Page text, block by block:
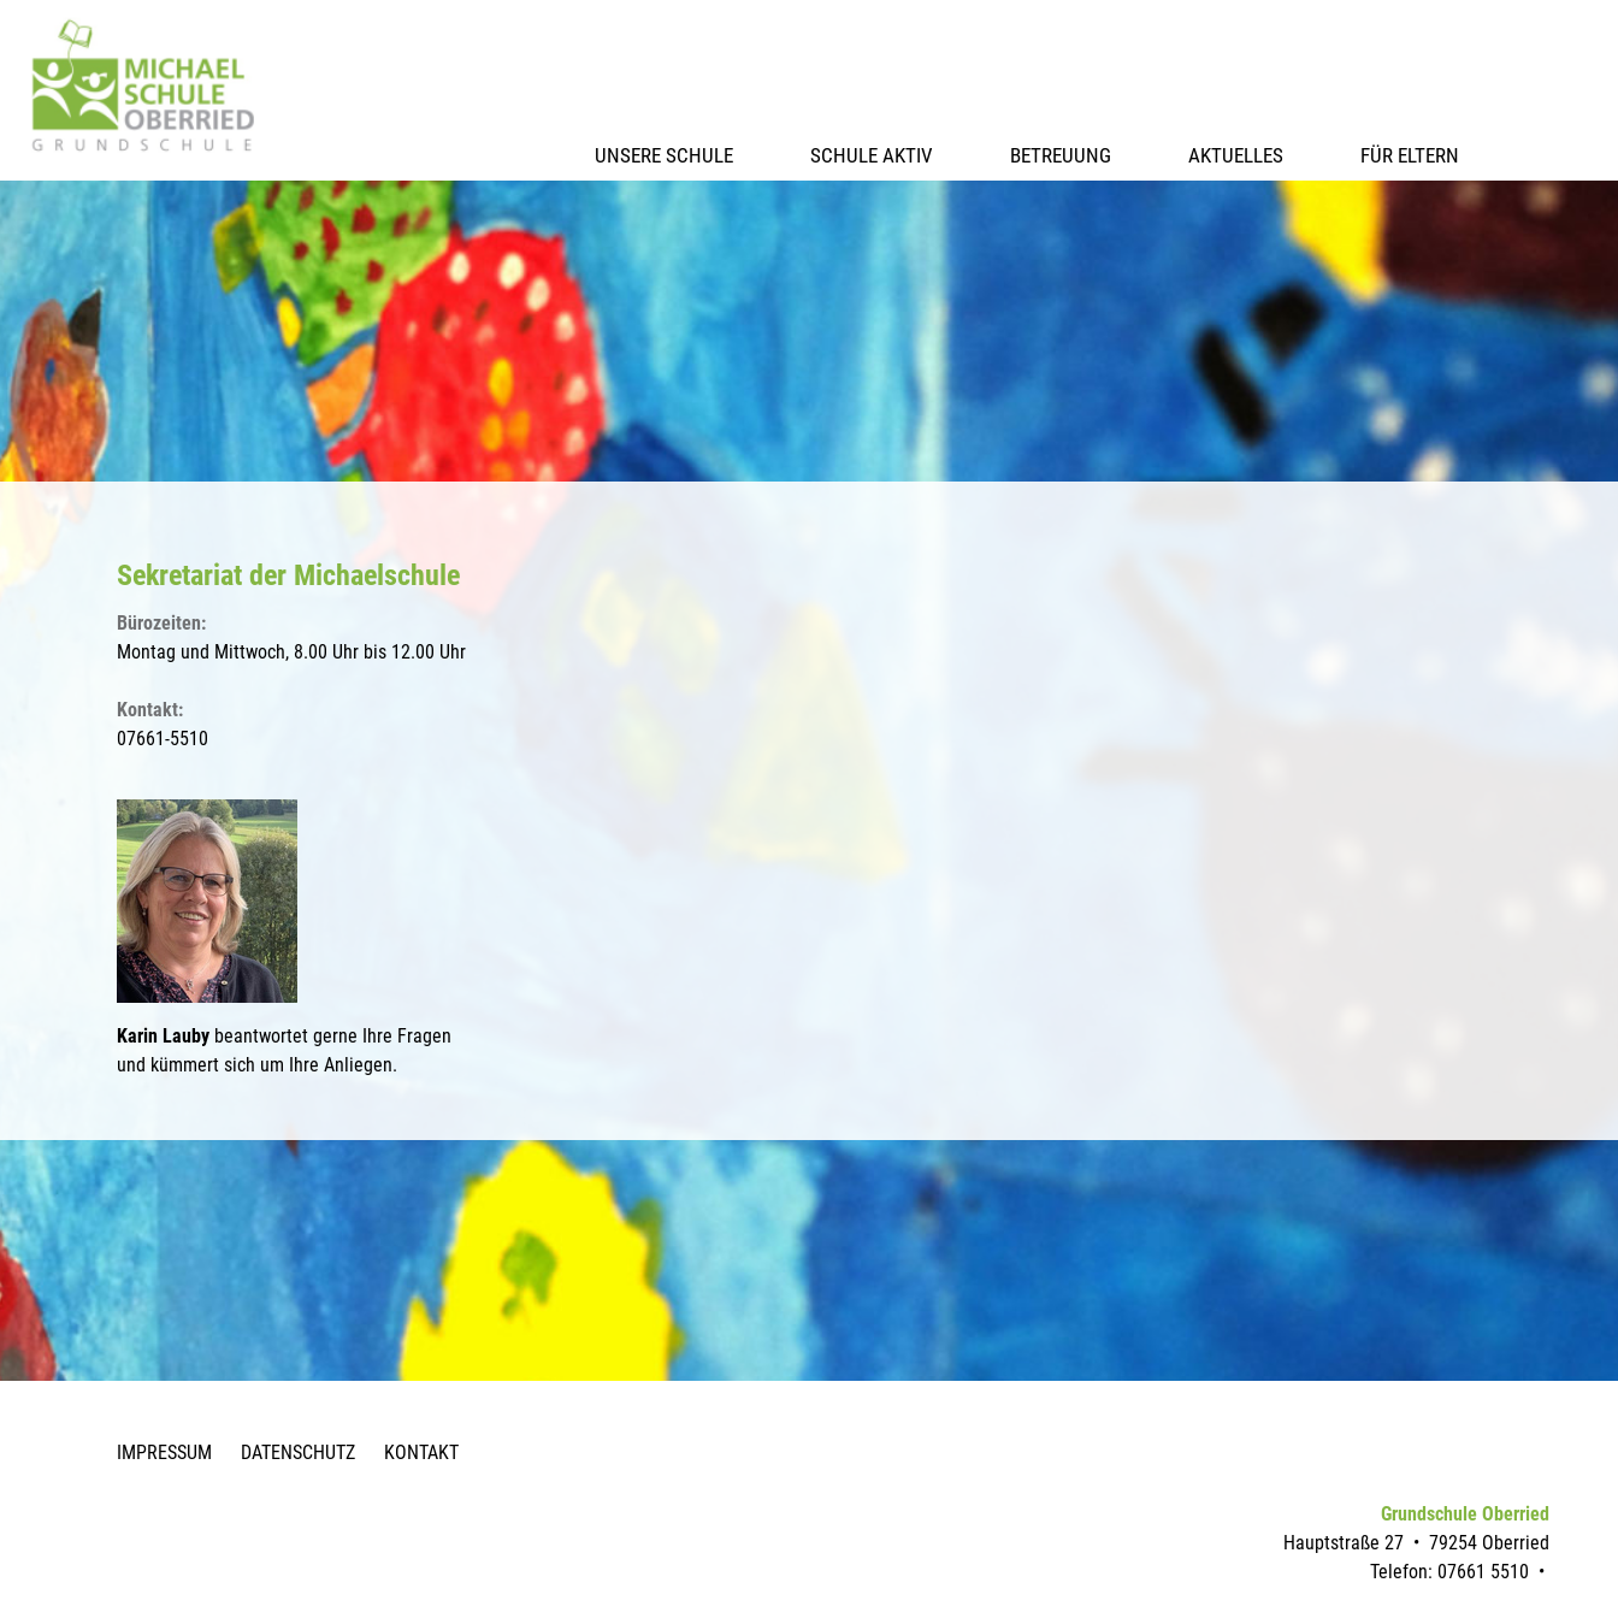
UNSERE SCHULE SCHULE AKTIV BETREUUNG AKTUELLES FÜR ELTERN
Sekretariat der Michaelschule
Bürozeiten:
Montag und Mittwoch, 8.00 Uhr bis 12.00 Uhr
Kontakt:
07661-5510
Karin Lauby beantwortet gerne Ihre Fragen
und kümmert sich um Ihre Anliegen.
IMPRESSUM DATENSCHUTZ KONTAKT
Grundschule Oberried
Hauptstraße 27 • 79254 Oberried
Telefon: 07661 5510 •